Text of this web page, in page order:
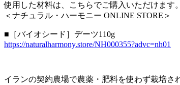
使用した材料は、こちらでご購入いただけます。
＜ナチュラル・ハーモニー ONLINE STORE＞
■［バイオシード］デーツ110g
https://naturalharmony.store/NH000355?advc=nh01
イランの契約農場で農薬・肥料を使わず栽培